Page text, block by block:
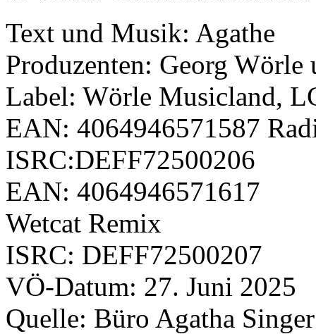
Text und Musik: Agathe
Produzenten: Georg
Label: Wörle Musicland,
EAN: 4064946571587
ISRC:DEFF72500206
EAN: 4064946571617
Wetcat Remix
ISRC: DEFF72500207
VÖ-Datum: 27. Juni 2025
Quelle: Büro Agatha Singer